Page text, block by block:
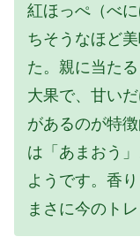
紅ほっぺ（べ
ちそうなほど
た。親に当た
大果で、甘い
があるのが特
は「あまおう
ようです。香
まさに今のト